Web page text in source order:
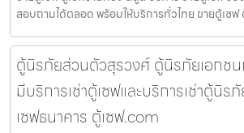
สอบถามได้ตลอด พร้อมให้บริการทั่วไทย ขายตู้เซฟ
ตู้นิรภัยส่วนตัวสุรวงศ์ ตู้นิรภัยเอกชน
มีบริการเช่าตู้เซฟและบริการเช่าตู้นิ
เซฟธนาคาร ตู้เซฟ.com